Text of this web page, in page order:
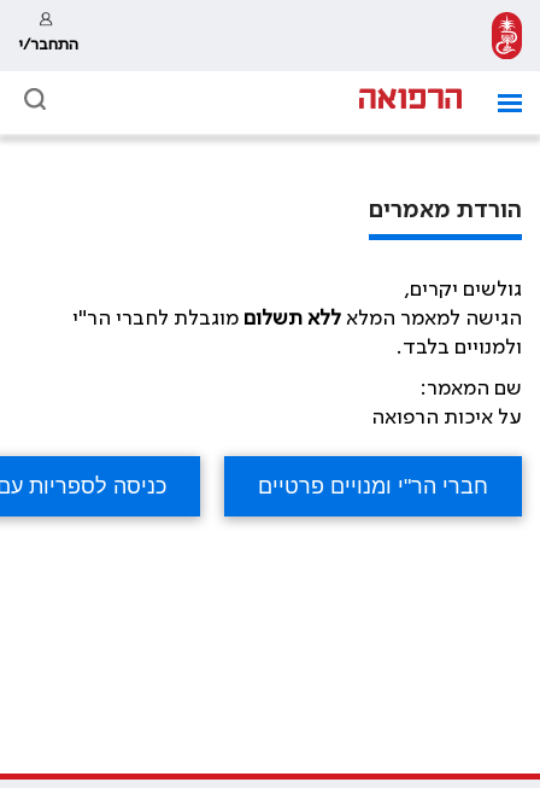
התחבר/י
הורדת מאמרים
גולשים יקרים,
הגישה למאמר המלא ללא תשלום מוגבלת לחברי הר"י
ולמנויים בלבד.
שם המאמר:
על איכות הרפואה